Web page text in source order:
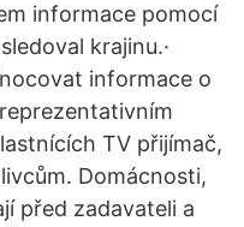
informace pomocí
krajinu.·
informace o
TV přijímač,
Domácnosti,
před zadavateli a